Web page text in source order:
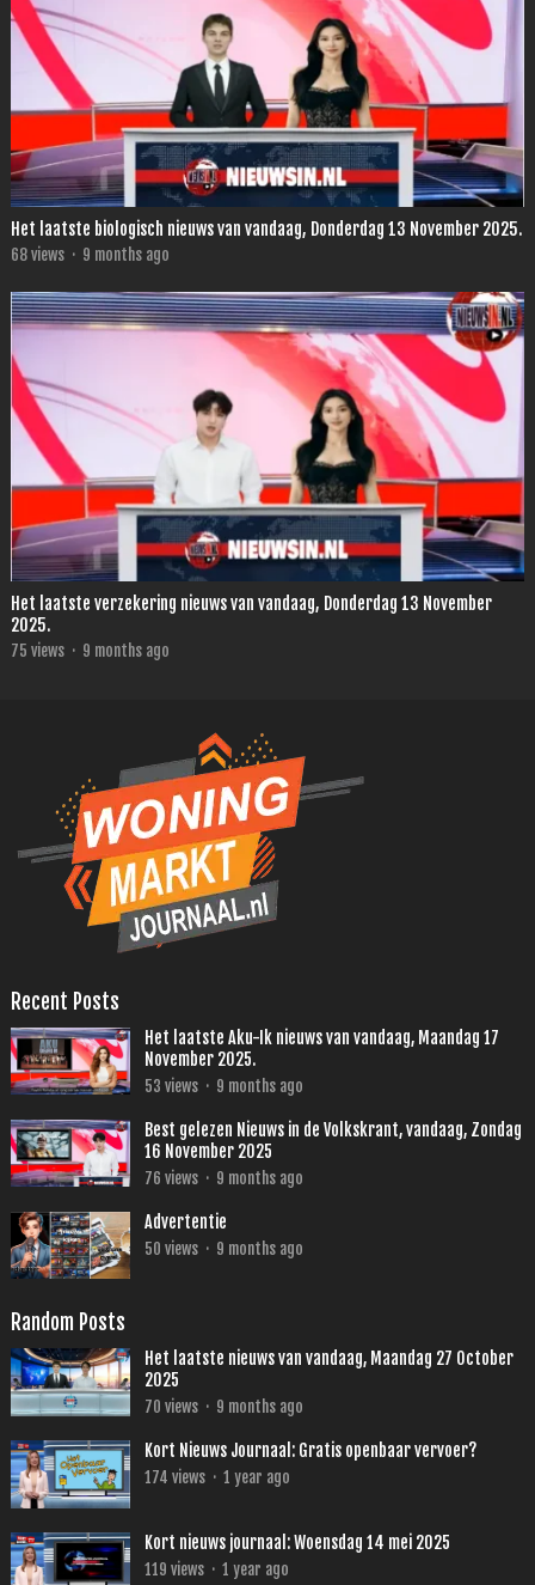
Het laatste biologisch nieuws van vandaag, Donderdag 13 November 2025.
68views · 9 months ago
Het laatste verzekering nieuws van vandaag, Donderdag 13 November
2025.
75 views · 9 months ago
Recent Posts
Het laatste Aku-Ik nieuws van vandaag, Maandag 17
November 2025.
53 views · 9 months ago
Best gelezen Nieuws in de Volkskrant, vandaag, Zondag
16 November 2025
76 views · 9 months ago
Advertentie
50 views · 9 months ago
Random Posts
Het laatste nieuws van vandaag, Maandag 27 October
2025
70 views · 9 months ago
Kort Nieuws Journaal: Gratis openbaar vervoer?
174 views · 1 year ago
Kort nieuws journaal: Woensdag 14 mei 2025
119 views · 1 year ago